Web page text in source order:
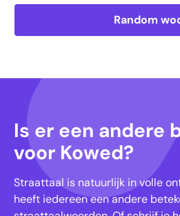
Random
Is er een andere
voor Kowed?
Straattaal is natuurlijk in volle
heeft iedereen een andere